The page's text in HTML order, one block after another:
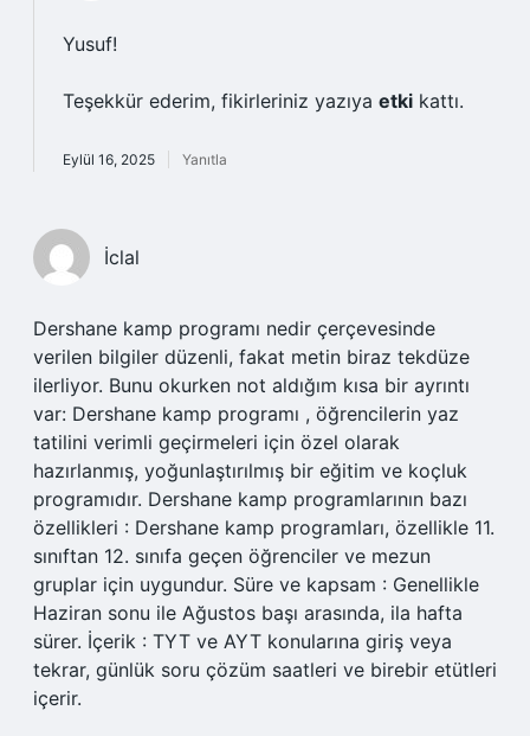
Yusuf!
Teşekkür ederim, fikirleriniz yazıya etki kattı.
Eylül 16, 2025 Yanıtla
İclal
Dershane kamp programı nedir çerçevesinde
verilen bilgiler düzenli, fakat metin biraz tekdüze
ilerliyor. Bunu okurken not aldığım kısa bir ayrıntı
var: Dershane kamp programı , öğrencilerin yaz
tatilini verimli geçirmeleri için özel olarak
hazırlanmış, yoğunlaştırılmış bir eğitim ve koçluk
programıdır. Dershane kamp programlarının bazı
özellikleri : Dershane kamp programları, özellikle 11.
sınıftan 12. sınıfa geçen öğrenciler ve mezun
gruplar için uygundur. Süre ve kapsam : Genellikle
Haziran sonu ile Ağustos başı arasında, ila hafta
sürer. İçerik : TYT ve AYT konularına giriş veya
tekrar, günlük soru çözüm saatleri ve birebir etütleri
içerir.